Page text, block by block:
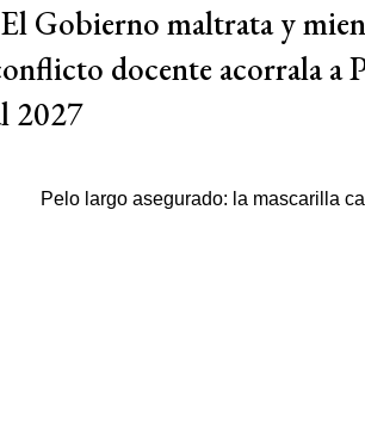
Gobierno maltrata y
docente acorrala a
2027